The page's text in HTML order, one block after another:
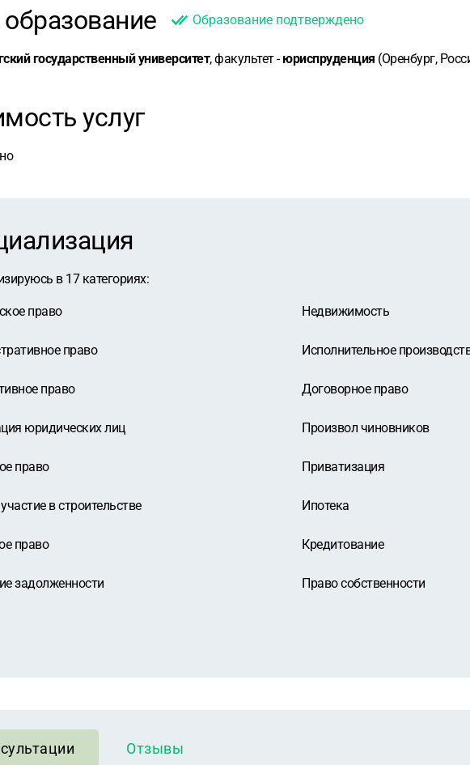
Образование подтверждено
государственный университет, факультет -юриспруденция (Оренбург,
услуг
в 17 категориях:
право Недвижимость
право Исполнительное
право Договорное право
юридических лиц Произвол чиновников
право Приватизация
в строительстве Ипотека
право Кредитование
задолженности Право собственности
Отзывы